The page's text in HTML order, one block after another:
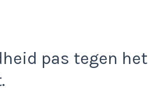
pas tegen het